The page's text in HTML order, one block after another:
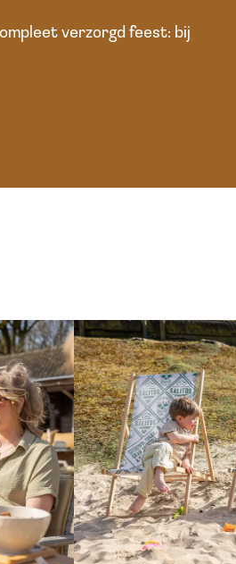
verzorgd feest: bij